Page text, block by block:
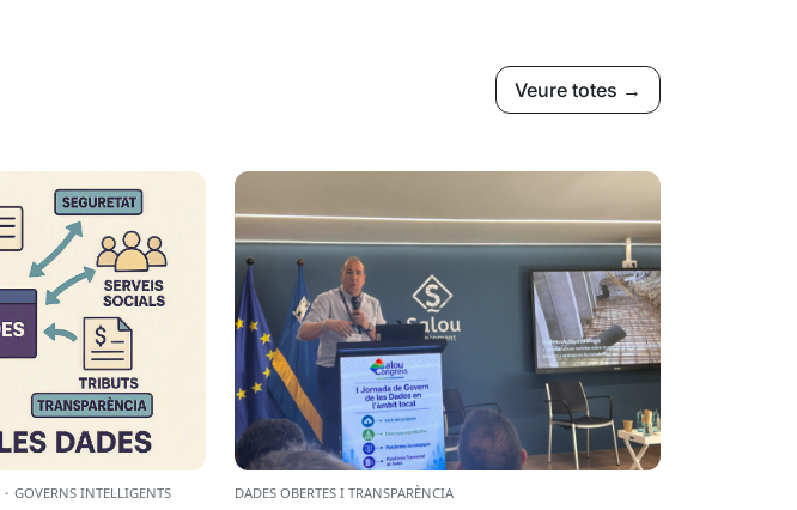
Veure totes →
· GOVERNS INTEL·LIGENTS DADES OBERTES I TRANSPARÈNCIA